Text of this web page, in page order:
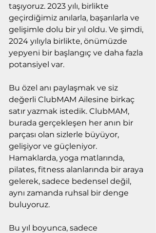
taşıyoruz. 2023 yılı, birlikte
geçirdiğimiz anılarla, başarılarla ve
gelişimle dolu bir yıl oldu. Ve şimdi,
2024 yılıyla birlikte, önümüzde
yepyeni bir başlangıç ve daha fazla
potansiyel var.
Bu özel anı paylaşmak ve siz
değerli ClubMAM Ailesine birkaç
satır yazmak istedik. ClubMAM,
burada gerçekleşen her anın bir
parçası olan sizlerle büyüyor,
gelişiyor ve güçleniyor.
Hamaklarda, yoga matlarında,
pilates, fitness alanlarında bir araya
gelerek, sadece bedensel değil,
aynı zamanda ruhsal bir denge
buluyoruz.
Bu yıl boyunca, sadece